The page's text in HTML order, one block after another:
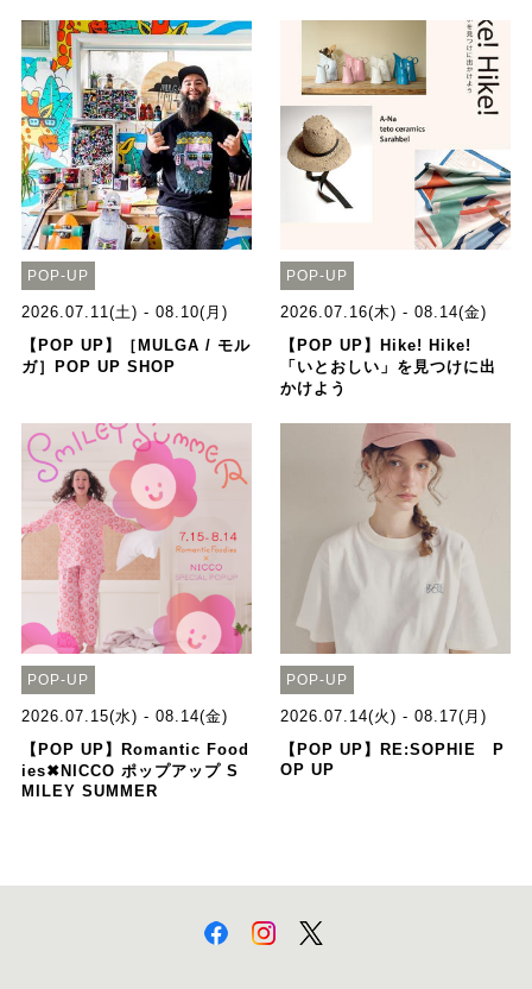
POP-UP
2026.07.11(土) - 08.10(月)
【POP UP】［MULGA / モル
ガ］POP UP SHOP
POP-UP
2026.07.16(木) - 08.14(金)
【POP UP】Hike! Hike!
「いとおしい」を見つけに出
かけよう
POP-UP
2026.07.15(水) - 08.14(金)
【POP UP】Romantic Food
ies✖NICCO ポップアップ S
MILEY SUMMER
POP-UP
2026.07.14(火) - 08.17(月)
【POP UP】RE:SOPHIE P
OP UP